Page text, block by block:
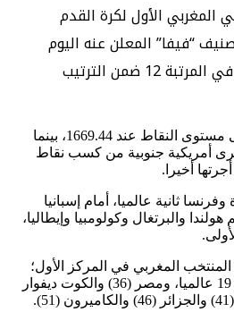
المغربي الأول لكرة القدم
14 في تصنيف “فيفا” المعلن عنه اليوم
الخميس، بعدما كان في المرتبة 12 ضمن الترتيب
واستقر “أسود الأطلس” على مستوى النقاط عند 1669.44، بينما
أمريكية جنوبية من كسب نقاط
أخيرا.
ثانية عالميا، أمام إسبانيا
هولندا والبرتغال وكولومبيا وإيطاليا،
المغربي في المركز الأول؛
متبوعا بالسنغال في المركز 19 عالميا، ومصر (36) والكوت ديفوار